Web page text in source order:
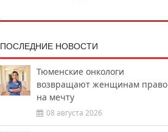
ПОСЛЕДНИЕ НОВОСТИ
Тюменские онкологи
возвращают женщинам право
на мечту
08 августа 2026